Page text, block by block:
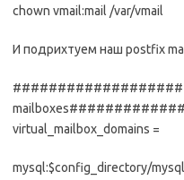
chown vmail:mail /var/vmail
И подрихтуем наш postfix
virtual_mailbox_domains =
mysql:$config_directory/